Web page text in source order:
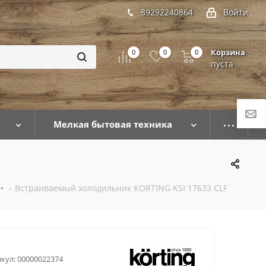
Войти
89292240864
0 0 Корзина
пуста
0
Мелкая бытовая техника
- Встраиваемый холодильник KORTING KSI 17633 CLF
00000022374